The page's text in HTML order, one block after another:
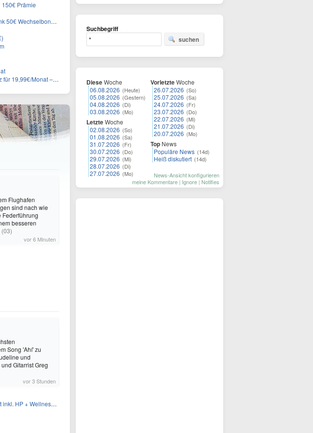
Prämie
+ 0€ AG
– eff. 0,20€/Monat
Flughafen
sind nach wie
Federführung
besseren
(03)
vor 6 Minuten
Song 'Ahí' zu
und
Gitarrist Greg
vor 3 Stunden
ab 174€ p.P.
Suchbegriff
suchen
DieseWoche
06.08.2026 (Heute)
05.08.2026 (Gestern)
04.08.2026 (Di)
03.08.2026 (Mo)
LetzteWoche
02.08.2026 (So)
01.08.2026 (Sa)
31.07.2026 (Fr)
30.07.2026 (Do)
29.07.2026 (Mi)
28.07.2026 (Di)
27.07.2026 (Mo)
VorletzteWoche
26.07.2026 (So)
25.07.2026 (Sa)
24.07.2026 (Fr)
23.07.2026 (Do)
22.07.2026 (Mi)
21.07.2026 (Di)
20.07.2026 (Mo)
Top News
Populäre News (14d)
Heiß diskutiert (14d)
News-Ansicht konfigurieren
meine Kommentare | Ignore | Notifies